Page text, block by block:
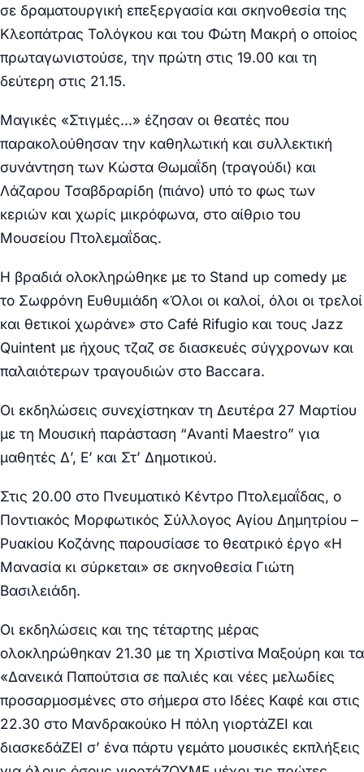
σε δραματουργική επεξεργασία και σκηνοθεσία της
Κλεοπάτρας Τολόγκου και του Φώτη Μακρή ο οποίος
πρωταγωνιστούσε, την πρώτη στις 19.00 και τη
δεύτερη στις 21.15.
Μαγικές «Στιγμές…» έζησαν οι θεατές που
παρακολούθησαν την καθηλωτική και συλλεκτική
συνάντηση των Κώστα Θωμαΐδη (τραγούδι) και
Λάζαρου Τσαβδραρίδη (πιάνο) υπό το φως των
κεριών και χωρίς μικρόφωνα, στο αίθριο του
Μουσείου Πτολεμαΐδας.
Η βραδιά ολοκληρώθηκε με το Stand up comedy με
το Σωφρόνη Ευθυμιάδη «Όλοι οι καλοί, όλοι οι τρελοί
και θετικοί χωράνε» στο Café Rifugio και τους Jazz
Quintent με ήχους τζαζ σε διασκευές σύγχρονων και
παλαιότερων τραγουδιών στο Baccara.
Οι εκδηλώσεις συνεχίστηκαν τη Δευτέρα 27 Μαρτίου
με τη Μουσική παράσταση “Avanti Maestro” για
μαθητές Δ’, Ε’ και Στ’ Δημοτικού.
Στις 20.00 στο Πνευματικό Κέντρο Πτολεμαΐδας, ο
Ποντιακός Μορφωτικός Σύλλογος Αγίου Δημητρίου –
Ρυακίου Κοζάνης παρουσίασε το θεατρικό έργο «Η
Μανασία κι σύρκεται» σε σκηνοθεσία Γιώτη
Βασιλειάδη.
Οι εκδηλώσεις και της τέταρτης μέρας
ολοκληρώθηκαν 21.30 με τη Χριστίνα Μαξούρη και τα
«Δανεικά Παπούτσια σε παλιές και νέες μελωδίες
προσαρμοσμένες στο σήμερα στο Ιδέες Καφέ και στις
22.30 στο Μανδρακούκο Η πόλη γιορτάΖΕΙ και
διασκεδάΖΕΙ σ’ ένα πάρτυ γεμάτο μουσικές εκπλήξεις